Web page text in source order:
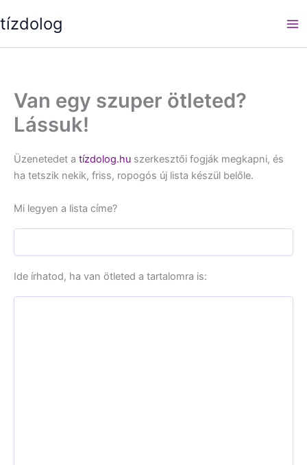
to
tízdolog
Van egy szuper ötleted?
Lássuk!
Üzenetedet a tízdolog.hu szerkesztői fogják megkapni, és
ha tetszik nekik, friss, ropogós új lista készül belőle.
Mi legyen a lista címe?
Ide írhatod, ha van ötleted a tartalomra is: